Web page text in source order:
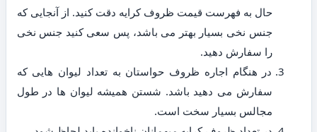
حال به فهرست قیمت ظروف کرایه دقت کنید. از آنجایی که
جنس نخی بسیار بهتر می باشد، پس سعی کنید جنس نخی
را سفارش دهید.
در هنگام اجاره ظروف حواستان به تعداد لیوان هایی که
سفارش می دهید باشد. شستن همیشه لیوان ها در طول
مجالس بسیار سخت است.